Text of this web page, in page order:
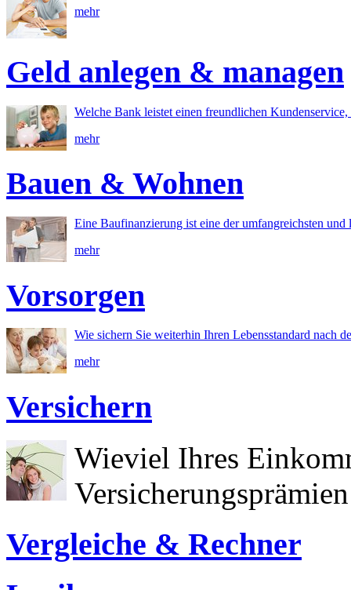
mehr
Geld anlegen & managen
Welche Bank leistet einen freundlichen
mehr
Bauen & Wohnen
Eine Baufinanzierung ist eine der umfangreichsten
mehr
Vorsorgen
Wie sichern Sie weiterhin Ihren Lebensstandard nach
mehr
Versichern
Wieviel Ihres
Vergleiche & Rechner